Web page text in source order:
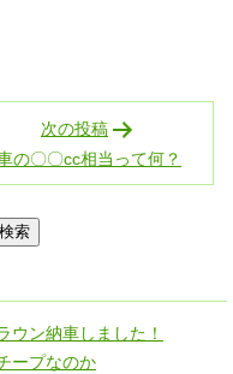
次の投稿
の〇〇cc相当って何？
ウン納車しました！
ープなのか